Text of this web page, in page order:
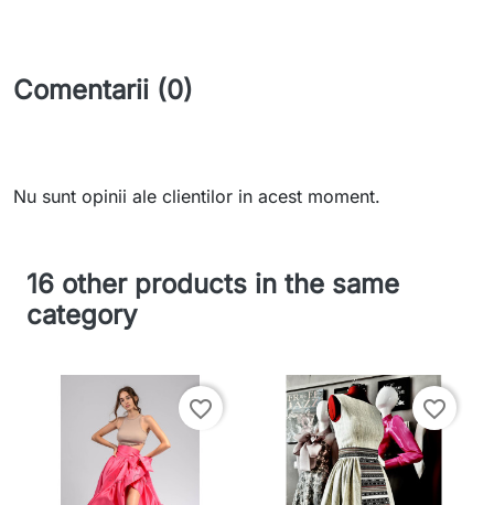
Comentarii (0)
Nu sunt opinii ale clientilor in acest moment.
16 other products in the same
category
favorite_border favorite_border